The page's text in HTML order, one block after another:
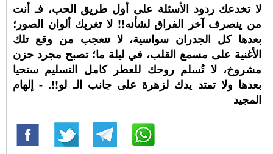
لا تخدعك ردود الأسئلة على أول طريق الحب، فـ أنت
من ينصرف آخر الفراق لشأنه!! لا تغريك ألوان الصور؛
بعدها كل الجدران سواسية، لا تتعجب من وقع تلك
الأغنية على مسمع القلب، في ليلة ما؛ تصبح مجرد حزن
مشروخ، لا تُسلم روحك للعطر كامل التسليم ستحيا
بعدها ولا تمتد يدك لزهرة على جانب الـ لو!!. - إلهام
المجيد